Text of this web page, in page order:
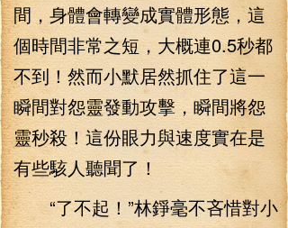
間，身體會轉變成實體形態，這
個時間非常之短，大概連0.5秒都
不到！然而小默居然抓住了這一
瞬間對怨靈發動攻擊，瞬間將怨
靈秒殺！這份眼力與速度實在是
有些駭人聽聞了！
“了不起！”林錚毫不吝惜對小